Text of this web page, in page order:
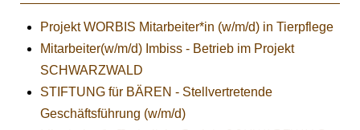
Projekt WORBIS Mitarbeiter*in (w/m/d) in Tierpflege
Mitarbeiter(w/m/d) Imbiss - Betrieb im Projekt
SCHWARZWALD
STIFTUNG für BÄREN - Stellvertretende
Geschäftsführung (w/m/d)